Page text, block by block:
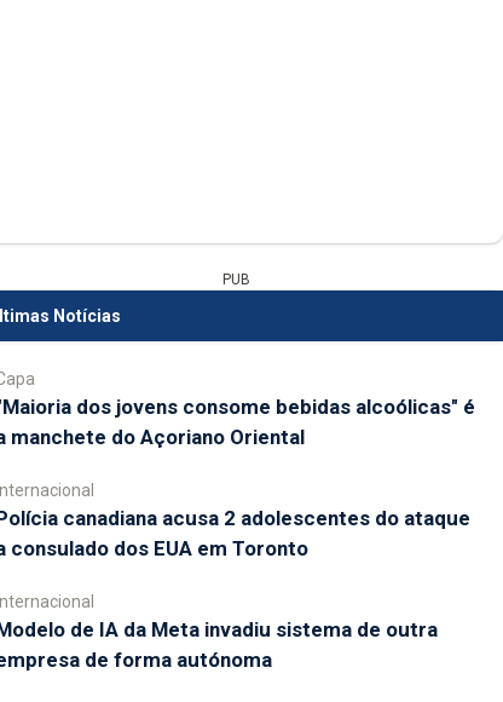
PUB
Notícias
dos jovens consome bebidas alcoólicas" é
manchete do Açoriano Oriental
Internacional
canadiana acusa 2 adolescentes do ataque
consulado dos EUA em Toronto
Internacional
de IA da Meta invadiu sistema de outra
de forma autónoma